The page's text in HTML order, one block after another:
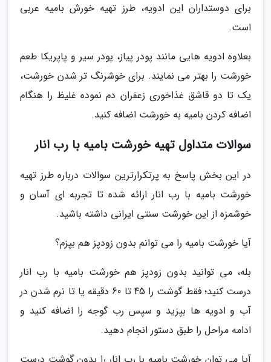
برای دوستداران این ادویه، طرز تهیه خورش بامیه عربی
است.
بعلاوه ادویه هایی مانند پودر پیاز، پودر سیر و پاپریکا طعم
خورشت را بهتر می نمایند. برای خوشرنگ تر شدن خورشت،
یک تا دو قاشق غذاخوری زعفران دم نموده غلیظ را هنگام
اضافه کردن بامیه به خورشت اضافه کنید.
سوالات متداول تهیه خورشت بامیه با رب انار
در این بخش پاسخ به پرتکرارترین سوالات درباره طرز تهیه
خورشت بامیه با رب انار ارائه شده تا تجربه ای آسان و
خوشمزه از این خورشت سنتی ایرانی داشته باشید.
آیا خورشت بامیه را می توانم بدون زودپز هم بپزم؟
بله، می توانید بدون زودپز هم خورشت بامیه با رب انار
درست کنید؛ فقط گوشت را 45 تا 60 دقیقه یا تا نرم شدن در
آب و ادویه ها بپزید و سپس رب گوجه را اضافه کنید و
ادامه مراحل را طبق دستور انجام دهید.